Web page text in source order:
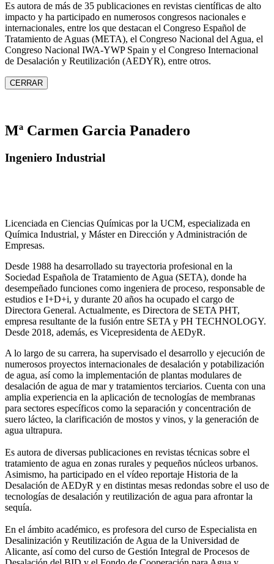
Es autora de más de 35 publicaciones en revistas científicas de alto
impacto y ha participado en numerosos congresos nacionales e
internacionales, entre los que destacan el Congreso Español de
Tratamiento de Aguas (META), el Congreso Nacional del Agua, el
Congreso Nacional IWA‑YWP Spain y el Congreso Internacional
de Desalación y Reutilización (AEDYR), entre otros.
CERRAR
Mª Carmen Garcia Panadero
Ingeniero Industrial
Licenciada en Ciencias Químicas por la UCM, especializada en
Química Industrial, y Máster en Dirección y Administración de
Empresas.
Desde 1988 ha desarrollado su trayectoria profesional en la
Sociedad Española de Tratamiento de Agua (SETA), donde ha
desempeñado funciones como ingeniera de proceso, responsable de
estudios e I+D+i, y durante 20 años ha ocupado el cargo de
Directora General. Actualmente, es Directora de SETA PHT,
empresa resultante de la fusión entre SETA y PH TECHNOLOGY.
Desde 2018, además, es Vicepresidenta de AEDyR.
A lo largo de su carrera, ha supervisado el desarrollo y ejecución de
numerosos proyectos internacionales de desalación y potabilización
de agua, así como la implementación de plantas modulares de
desalación de agua de mar y tratamientos terciarios. Cuenta con una
amplia experiencia en la aplicación de tecnologías de membranas
para sectores específicos como la separación y concentración de
suero lácteo, la clarificación de mostos y vinos, y la generación de
agua ultrapura.
Es autora de diversas publicaciones en revistas técnicas sobre el
tratamiento de agua en zonas rurales y pequeños núcleos urbanos.
Asimismo, ha participado en el vídeo reportaje Historia de la
Desalación de AEDyR y en distintas mesas redondas sobre el uso de
tecnologías de desalación y reutilización de agua para afrontar la
sequía.
En el ámbito académico, es profesora del curso de Especialista en
Desalinización y Reutilización de Agua de la Universidad de
Alicante, así como del curso de Gestión Integral de Procesos de